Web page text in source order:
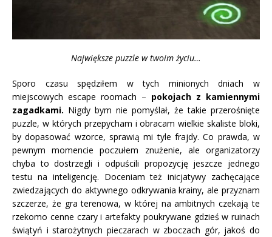
Największe puzzle w twoim życiu…
Sporo czasu spędziłem w tych minionych dniach w
miejscowych escape roomach – pokojach z kamiennymi
zagadkami. Nigdy bym nie pomyślał, że takie przerośnięte
puzzle, w których przepycham i obracam wielkie skaliste bloki,
by dopasować wzorce, sprawią mi tyle frajdy. Co prawda, w
pewnym momencie poczułem znużenie, ale organizatorzy
chyba to dostrzegli i odpuścili propozycję jeszcze jednego
testu na inteligencję. Doceniam też inicjatywy zachęcające
zwiedzających do aktywnego odkrywania krainy, ale przyznam
szczerze, że gra terenowa, w której na ambitnych czekają te
rzekomo cenne czary i artefakty poukrywane gdzieś w ruinach
świątyń i starożytnych pieczarach w zboczach gór, jakoś do